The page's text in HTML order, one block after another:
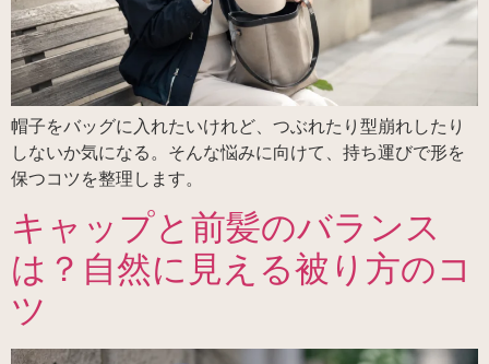
帽子をバッグに入れたいけれど、つぶれたり型崩れしたり
しないか気になる。そんな悩みに向けて、持ち運びで形を
保つコツを整理します。
キャップと前髪のバランス
は？自然に見える被り方のコ
ツ